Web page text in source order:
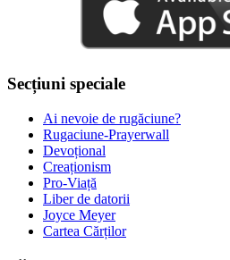
Secțiuni speciale
Ai nevoie de rugăciune?
Rugaciune-Prayerwall
Devoțional
Creaționism
Pro-Viață
Liber de datorii
Joyce Meyer
Cartea Cărților